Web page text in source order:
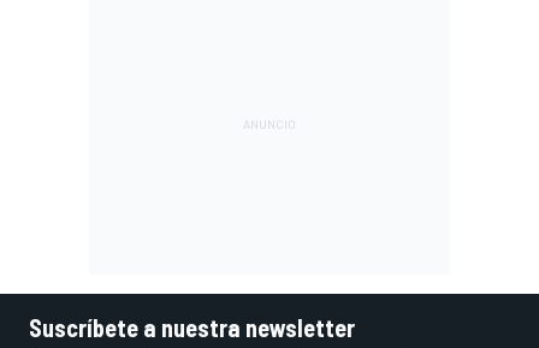
Suscríbete a nuestra newsletter